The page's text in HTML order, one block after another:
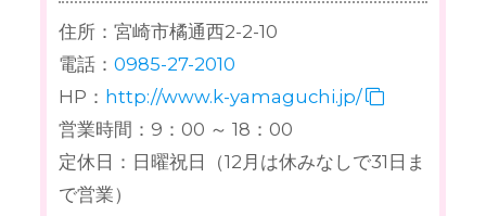
住所：宮崎市橘通西2-2-10
電話：0985-27-2010
HP： http://www.k-yamaguchi.jp/
営業時間：9：00 ～ 18：00
定休日：日曜祝日（12月は休みなしで31日ま
で営業）